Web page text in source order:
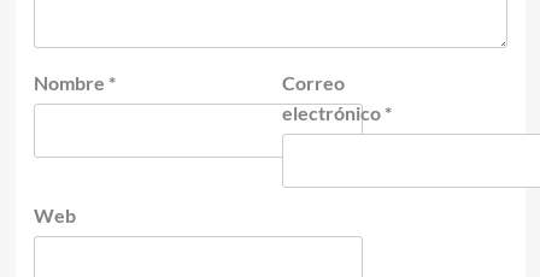
Nombre *
Correo
electrónico *
Web